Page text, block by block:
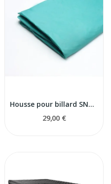
Housse pour billard SNOOKER 12 FT
29,00 €